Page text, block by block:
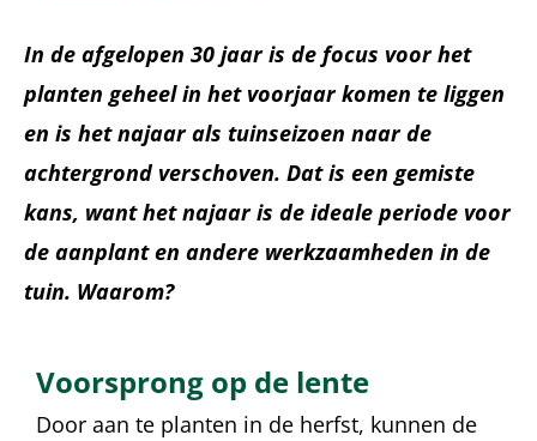
In de afgelopen 30 jaar is de focus voor het
planten geheel in het voorjaar komen te liggen
en is het najaar als tuinseizoen naar de
achtergrond verschoven. Dat is een gemiste
kans, want het najaar is de ideale periode voor
de aanplant en andere werkzaamheden in de
tuin. Waarom?
Voorsprong op de lente
Door aan te planten in de herfst, kunnen de